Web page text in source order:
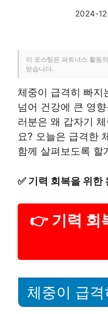
2024-
이 포스팅은 파트너스 활동
받습니다.
체중이 급격히 빠지
넘어 건강에 큰 영
러분은 왜 갑자기
요? 오늘은 급격한
함께 살펴보도록 할
✅ 기력 회복을 위한
👉 기력 회
체중이 급